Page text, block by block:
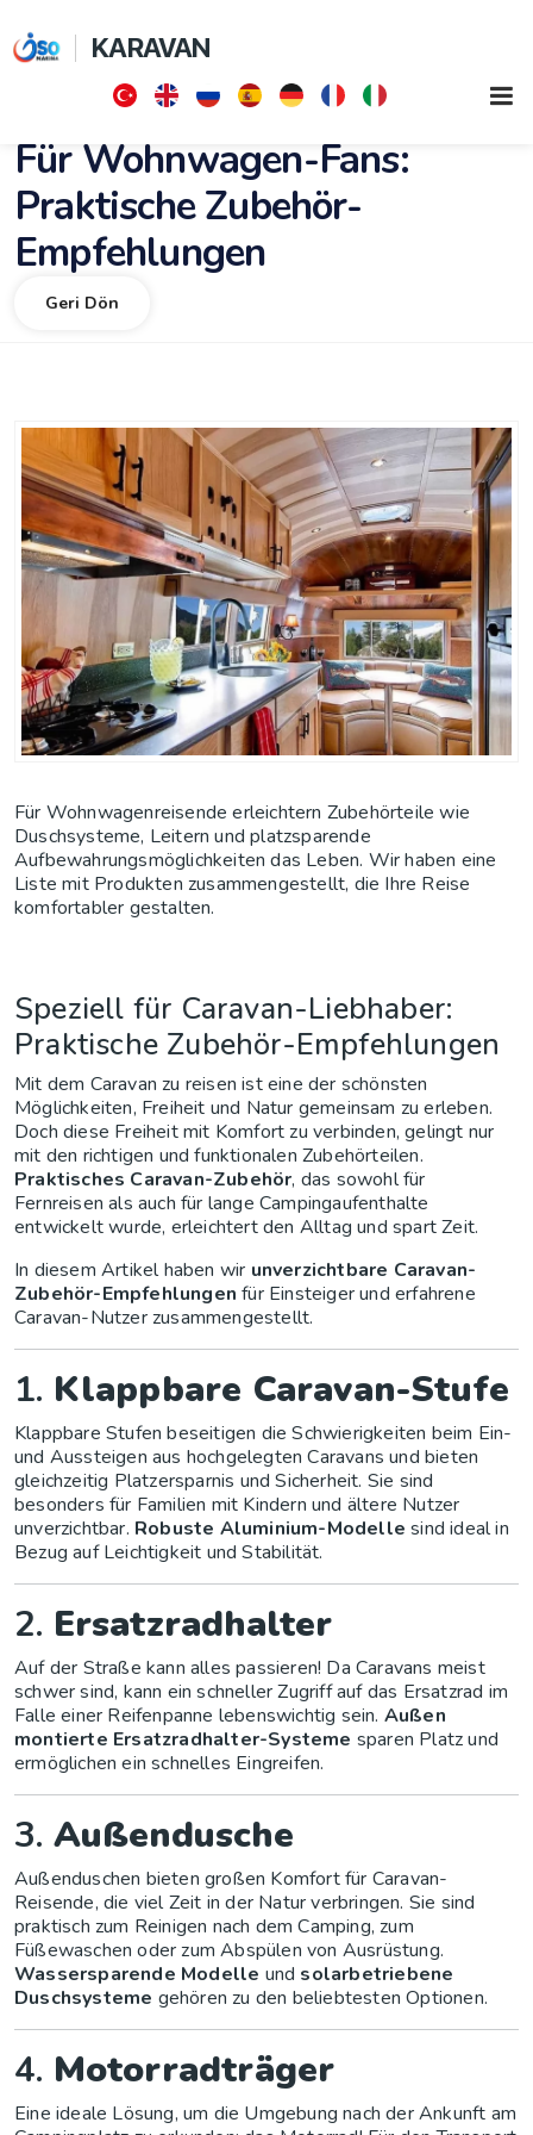
KARAVAN
Für Wohnwagen-Fans:
Praktische Zubehör-
Empfehlungen
Geri Dön
Für Wohnwagenreisende erleichtern Zubehörteile wie
Duschsysteme, Leitern und platzsparende
Aufbewahrungsmöglichkeiten das Leben. Wir haben eine
Liste mit Produkten zusammengestellt, die Ihre Reise
komfortabler gestalten.
Speziell für Caravan-Liebhaber:
Praktische Zubehör-Empfehlungen
Mit dem Caravan zu reisen ist eine der schönsten
Möglichkeiten, Freiheit und Natur gemeinsam zu erleben.
Doch diese Freiheit mit Komfort zu verbinden, gelingt nur
mit den richtigen und funktionalen Zubehörteilen.
Praktisches Caravan-Zubehör, das sowohl für
Fernreisen als auch für lange Campingaufenthalte
entwickelt wurde, erleichtert den Alltag und spart Zeit.
In diesem Artikel haben wir unverzichtbare Caravan-
Zubehör-Empfehlungen für Einsteiger und erfahrene
Caravan-Nutzer zusammengestellt.
1. Klappbare Caravan-Stufe
Klappbare Stufen beseitigen die Schwierigkeiten beim Ein-
und Aussteigen aus hochgelegten Caravans und bieten
gleichzeitig Platzersparnis und Sicherheit. Sie sind
besonders für Familien mit Kindern und ältere Nutzer
unverzichtbar. Robuste Aluminium-Modelle sind ideal in
Bezug auf Leichtigkeit und Stabilität.
2. Ersatzradhalter
Auf der Straße kann alles passieren! Da Caravans meist
schwer sind, kann ein schneller Zugriff auf das Ersatzrad im
Falle einer Reifenpanne lebenswichtig sein. Außen
montierte Ersatzradhalter-Systeme sparen Platz und
ermöglichen ein schnelles Eingreifen.
3. Außendusche
Außenduschen bieten großen Komfort für Caravan-
Reisende, die viel Zeit in der Natur verbringen. Sie sind
praktisch zum Reinigen nach dem Camping, zum
Füßewaschen oder zum Abspülen von Ausrüstung.
Wassersparende Modelle und solarbetriebene
Duschsysteme gehören zu den beliebtesten Optionen.
4. Motorradträger
Eine ideale Lösung, um die Umgebung nach der Ankunft am